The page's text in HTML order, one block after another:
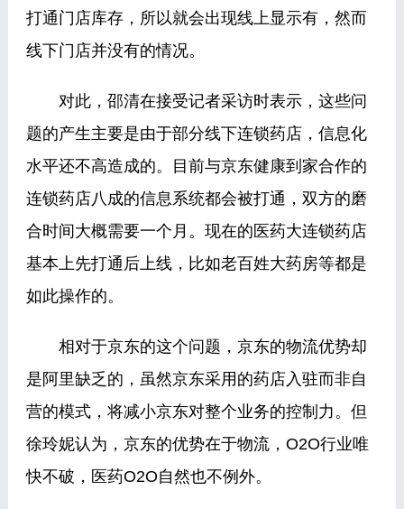
打通门店库存，所以就会出现线上显示有，然而
线下门店并没有的情况。
对此，邵清在接受记者采访时表示，这些问
题的产生主要是由于部分线下连锁药店，信息化
水平还不高造成的。目前与京东健康到家合作的
连锁药店八成的信息系统都会被打通，双方的磨
合时间大概需要一个月。现在的医药大连锁药店
基本上先打通后上线，比如老百姓大药房等都是
如此操作的。
相对于京东的这个问题，京东的物流优势却
是阿里缺乏的，虽然京东采用的药店入驻而非自
营的模式，将减小京东对整个业务的控制力。但
徐玲妮认为，京东的优势在于物流，O2O行业唯
快不破，医药O2O自然也不例外。